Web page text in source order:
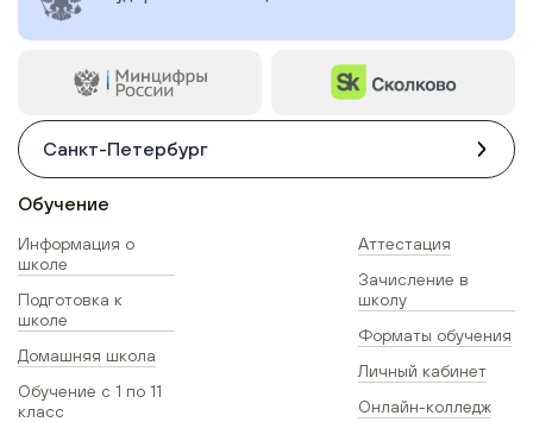
Санкт-Петербург
Обучение
Информация о
школе
Подготовка к
школе
Домашняя школа
Обучение с 1 по 11
класс
Аттестация
Зачисление в
школу
Форматы обучения
Личный кабинет
Онлайн-колледж